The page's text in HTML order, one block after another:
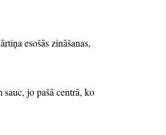
esošās zināšanas,
sauc, jo pašā centrā, ko